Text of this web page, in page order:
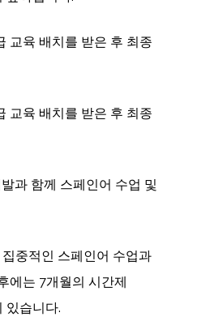
교육 배치를 받은 후 최종
교육 배치를 받은 후 최종
과 함께 스페인어 수업 및
중적인 스페인어 수업과
에는 7개월의 시간제
있습니다.